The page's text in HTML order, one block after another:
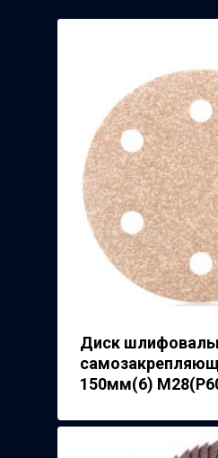
Диск
150мм(6)